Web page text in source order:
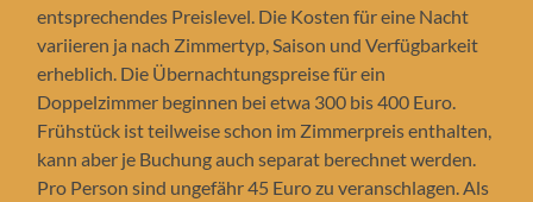
entsprechendes Preislevel. Die Kosten für eine Nacht
variieren ja nach Zimmertyp, Saison und Verfügbarkeit
erheblich. Die Übernachtungspreise für ein
Doppelzimmer beginnen bei etwa 300 bis 400 Euro.
Frühstück ist teilweise schon im Zimmerpreis enthalten,
kann aber je Buchung auch separat berechnet werden.
Pro Person sind ungefähr 45 Euro zu veranschlagen. Als